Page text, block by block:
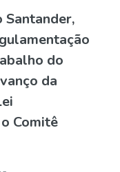
do
da
Comitê